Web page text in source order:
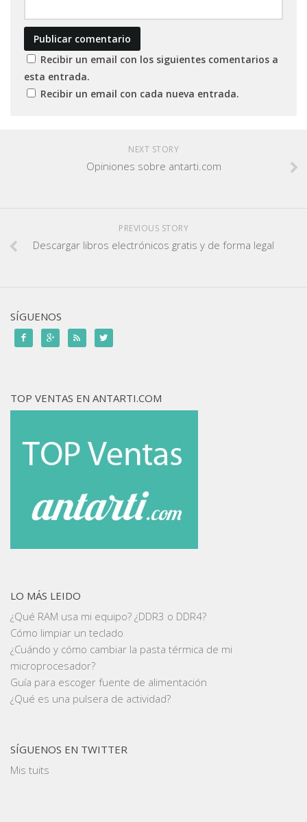
Recibir un email con los siguientes comentarios a
esta entrada.
Recibir un email con cada nueva entrada.
NEXT STORY
Opiniones sobre antarti.com
PREVIOUS STORY
Descargar libros electrónicos gratis y de forma legal
SÍGUENOS
   
TOP VENTAS EN ANTARTI.COM
LO MÁS LEIDO
¿Qué RAM usa mi equipo? ¿DDR3 o DDR4?
Cómo limpiar un teclado
¿Cuándo y cómo cambiar la pasta térmica de mi
microprocesador?
Guía para escoger fuente de alimentación
¿Qué es una pulsera de actividad?
SÍGUENOS EN TWITTER
Mis tuits